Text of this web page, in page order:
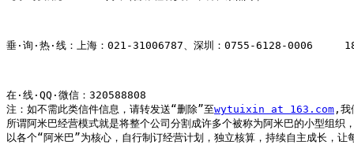
垂·询·热·线：上海：021-31006787、深圳：0755-6128-0006
在·线·QQ·微信：320588808
注：如不需此类信件信息，请转发送“删除”至wytuixin at 163.com ,我
所谓阿米巴经营模式就是将整个公司分割成许多个被称为阿米巴的小型组
以各个“阿米巴”为核心，自行制订经营计划，独立核算，持续自主成长，